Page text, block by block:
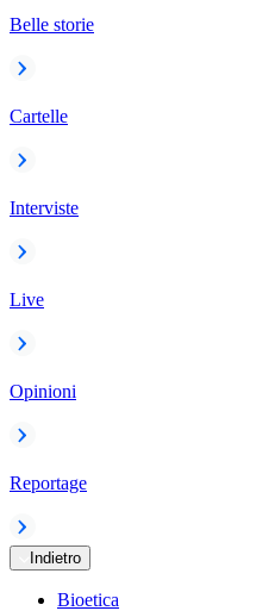
Belle storie
Cartelle
Interviste
Live
Opinioni
Reportage
Indietro
Bioetica